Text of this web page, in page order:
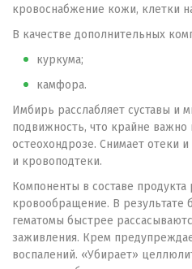
кровоснабжение кожи, клетки
В качестве дополнительных
куркума;
камфора.
Имбирь расслабляет суставы и
подвижность, что крайне важно
остеохондрозе. Снимает отеки
и кровоподтеки.
Компоненты в составе продукта
кровообращение. В результате
гематомы быстрее
заживления. Крем
воспалений. «Убирает»